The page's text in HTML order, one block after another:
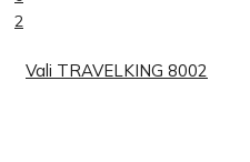
Vali TRAVELKING 8002